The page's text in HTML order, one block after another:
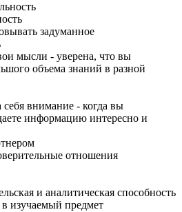
задуманное
мысли - уверена, что вы
объема знаний в разной
внимание - когда вы
информацию интересно и
отношения
и аналитическая способность
в изучаемый предмет